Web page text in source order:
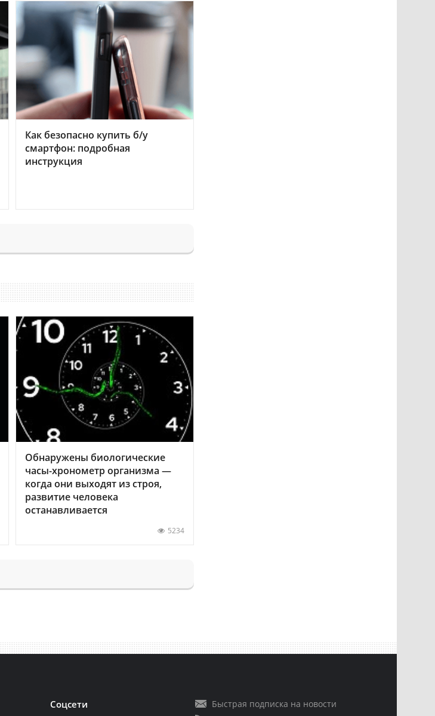
Как безопасно купить б/у
смартфон: подробная
инструкция
Обнаружены биологические
часы-хронометр организма —
когда они выходят из строя,
развитие человека
останавливается
5234
Соцсети
Быстрая подписка на новости